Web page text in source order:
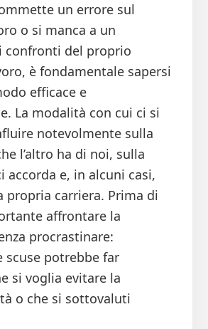
un errore sul
o si manca a un
confronti del proprio
è fondamentale sapersi
efficace e
La modalità con cui ci si
notevolmente sulla
l’altro ha di noi, sulla
accorda e, in alcuni casi,
propria carriera. Prima di
affrontare la
procrastinare:
scuse potrebbe far
si voglia evitare la
o che si sottovaluti